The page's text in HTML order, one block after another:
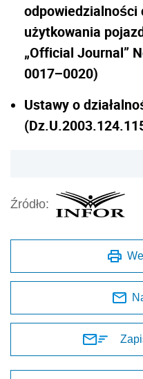
odpowiedzialności
użytkowania
„Official Journal”
0017−0020)
Ustawy o
Źródło: